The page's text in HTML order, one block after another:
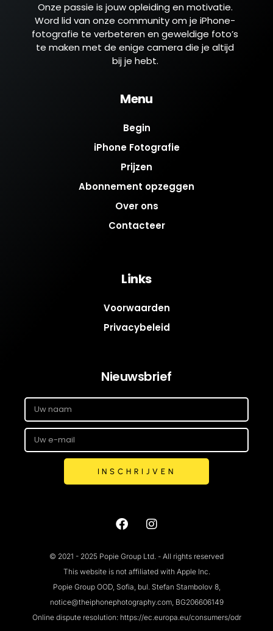
Onze passie is jouw opleiding en motivatie.
Word lid van onze community om je iPhone-
fotografie te verbeteren en geweldige foto’s
te maken met de enige camera die je altijd
bij je hebt.
Menu
Begin
iPhone Fotografie
Prijzen
Abonnement opzeggen
Over ons
Contacteer
Links
Voorwaarden
Privacybeleid
Nieuwsbrief
INSCHRIJVEN
© 2021 - 2025 Popie Group Ltd. - All rights reserved
This website is not affiliated with Apple Inc.
Popie Group OOD, Sofia, bul. Stefan Stambolov 8,
notice@theiphonephotography.com, BG206606149
Online dispute resolution: https://ec.europa.eu/consumers/odr